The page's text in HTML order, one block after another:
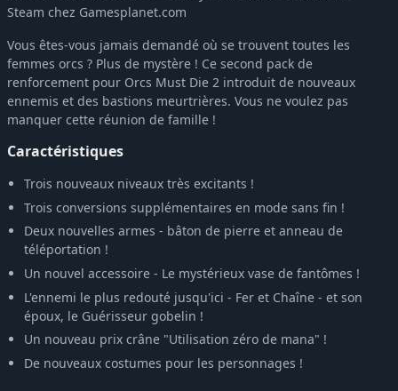
Steam chez Gamesplanet.com
Vous êtes-vous jamais demandé où se trouvent toutes les
femmes orcs ? Plus de mystère ! Ce second pack de
renforcement pour Orcs Must Die 2 introduit de nouveaux
ennemis et des bastions meurtrières. Vous ne voulez pas
manquer cette réunion de famille !
Caractéristiques
Trois nouveaux niveaux très excitants !
Trois conversions supplémentaires en mode sans fin !
Deux nouvelles armes - bâton de pierre et anneau de
téléportation !
Un nouvel accessoire - Le mystérieux vase de fantômes !
L'ennemi le plus redouté jusqu'ici - Fer et Chaîne - et son
époux, le Guérisseur gobelin !
Un nouveau prix crâne "Utilisation zéro de mana" !
De nouveaux costumes pour les personnages !